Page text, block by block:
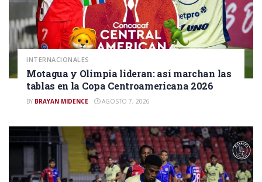
INTERNACIONALES
Motagua y Olimpia lideran: así marchan las
tablas en la Copa Centroamericana 2026
BY BRAYAN MIDENCE AGOSTO 7, 2026